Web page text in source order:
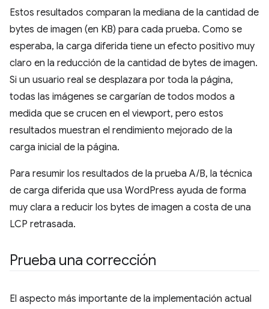
Estos resultados comparan la mediana de la cantidad de
bytes de imagen (en KB) para cada prueba. Como se
esperaba, la carga diferida tiene un efecto positivo muy
claro en la reducción de la cantidad de bytes de imagen.
Si un usuario real se desplazara por toda la página,
todas las imágenes se cargarían de todos modos a
medida que se crucen en el viewport, pero estos
resultados muestran el rendimiento mejorado de la
carga inicial de la página.
Para resumir los resultados de la prueba A/B, la técnica
de carga diferida que usa WordPress ayuda de forma
muy clara a reducir los bytes de imagen a costa de una
LCP retrasada.
Prueba una corrección
El aspecto más importante de la implementación actual